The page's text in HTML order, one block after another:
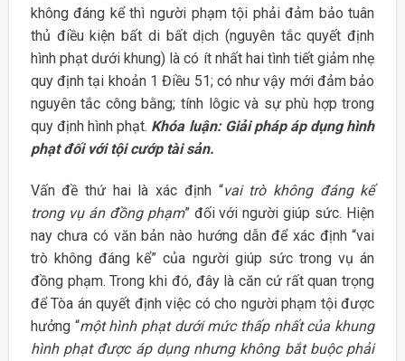
không đáng kể thì người phạm tội phải đảm bảo tuân
thủ điều kiện bất di bất dịch (nguyên tắc quyết định
hình phạt dưới khung) là có ít nhất hai tình tiết giảm nhẹ
quy định tại khoản 1 Điều 51; có như vậy mới đảm bảo
nguyên tắc công bằng; tính lôgic và sự phù hợp trong
quy định hình phạt. Khóa luận: Giải pháp áp dụng hình
phạt đối với tội cướp tài sản.
Vấn đề thứ hai là xác định “vai trò không đáng kể
trong vụ án đồng phạm” đối với người giúp sức. Hiện
nay chưa có văn bản nào hướng dẫn để xác định “vai
trò không đáng kể” của người giúp sức trong vụ án
đồng phạm. Trong khi đó, đây là căn cứ rất quan trọng
để Tòa án quyết định việc có cho người phạm tội được
hưởng “một hình phạt dưới mức thấp nhất của khung
hình phạt được áp dụng nhưng không bắt buộc phải